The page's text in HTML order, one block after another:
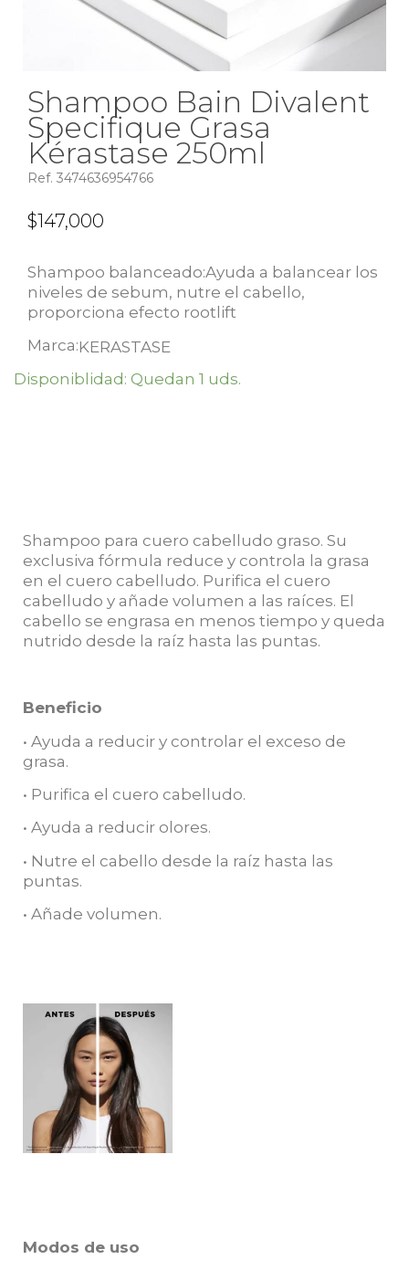
Shampoo Bain Divalent
Specifique Grasa
Kérastase 250ml
Ref. 3474636954766
$147,000
Shampoo balanceado:Ayuda a balancear los
niveles de sebum, nutre el cabello,
proporciona efecto rootlift
Marca:KERASTASE
Disponiblidad: Quedan 1 uds.
Shampoo para cuero cabelludo graso. Su
exclusiva fórmula reduce y controla la grasa
en el cuero cabelludo. Purifica el cuero
cabelludo y añade volumen a las raíces. El
cabello se engrasa en menos tiempo y queda
nutrido desde la raíz hasta las puntas.
Beneficio
• Ayuda a reducir y controlar el exceso de
grasa.
• Purifica el cuero cabelludo.
• Ayuda a reducir olores.
• Nutre el cabello desde la raíz hasta las
puntas.
• Añade volumen.
Modos de uso